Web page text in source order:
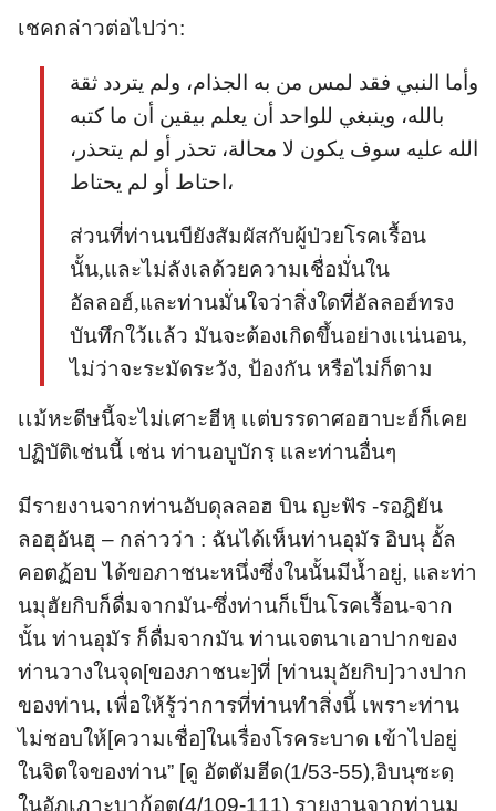
เชคกล่าวต่อไปว่า:
وأما النبي فقد لمس من به الجذام، ولم يتردد ثقة
بالله، وينبغي للواحد أن يعلم بيقين أن ما كتبه
الله عليه سوف يكون لا محالة، تحذر أو لم يتحذر،
احتاط أو لم يحتاط،
ส่วนที่ท่านนบียังสัมผัสกับผู้ป่วยโรคเรื้อน
นั้น,และไม่ลังเลด้วยความเชื่อมั่นใน
อัลลอฮ์,และท่านมั่นใจว่าสิ่งใดที่อัลลอฮ์ทรง
บันทึกใว้เเล้ว มันจะต้องเกิดขึ้นอย่างเเน่นอน,
ไม่ว่าจะระมัดระวัง, ป้องกัน หรือไม่ก็ตาม
เเม้หะดีษนี้จะไม่เศาะฮีหฺ เเต่บรรดาศอฮาบะฮ์ก็เคย
ปฏิบัติเช่นนี้ เช่น ท่านอบูบักรฺ และท่านอื่นๆ
มีรายงานจากท่านอับดุลลอฮ บิน ญะฟัร -รอฎิยัน
ลอฮุอันฮุ – กล่าวว่า : ฉันได้เห็นท่านอุมัร อิบนุ อั้ล
คอตฏ้อบ ได้ขอภาชนะหนึ่งซึ่งในนั้นมีน้ำอยู่, และท่า
นมุฮัยกิบก็ดื่มจากมัน-ซึ่งท่านก็เป็นโรคเรื้อน-จาก
นั้น ท่านอุมัร ก็ดื่มจากมัน ท่านเจตนาเอาปากของ
ท่านวางในจุด[ของภาชนะ]ที่ [ท่านมุอัยกิบ]วางปาก
ของท่าน, เพื่อให้รู้ว่าการที่ท่านทำสิ่งนี้ เพราะท่าน
ไม่ชอบให้[ความเชื่อ]ในเรื่องโรคระบาด เข้าไปอยู่
ในจิตใจของท่าน” [ดู อัตตัมฮีด(1/53-55),อิบนุซะดฺ
ในอัฏเฏาะบาก้อต(4/109-111) รายงานจากท่านมุ